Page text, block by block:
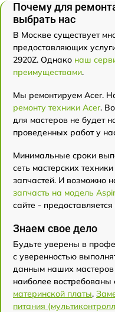
Почему для
выбрать нас
В Москве существует
предоставляющих
2920Z. Однако наш
преимуществами.
Мы ремонтируем Acer.
ремонту техники Acer.
для мастеров не будет
проведенных работ у
Минимальные сроки
сеть мастерских
запчастей. И возможно
запчасть на модель
сайте -
Знаем свое дело
Будьте уверены в
с уверенностью
данным наших
наиболее
материнской платы,
питания